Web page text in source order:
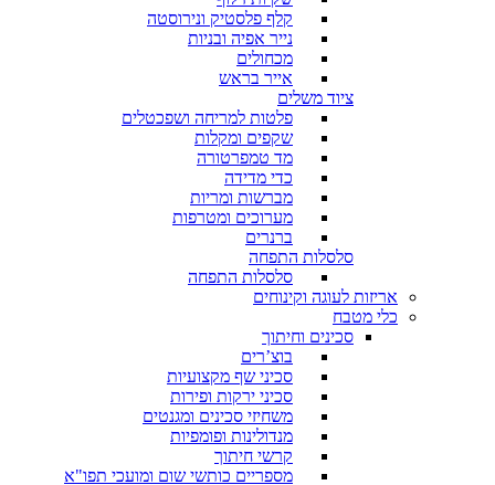
קלף פלסטיק ונירוסטה
נייר אפיה ובניות
מכחולים
אייר בראש
ציוד משלים
פלטות למריחה ושפכטלים
שקפים ומקלות
מד טמפרטורה
כדי מדידה
מברשות ומריות
מערוכים ומטרפות
ברנרים
סלסלות התפחה
סלסלות התפחה
אריזות לעוגה וקינוחים
כלי מטבח
סכינים וחיתוך
בוצ’רים
סכיני שף מקצועיות
סכיני ירקות ופירות
משחיזי סכינים ומגנטים
מנדולינות ופומפיות
קרשי חיתוך
מספריים כותשי שום ומועכי תפו"א